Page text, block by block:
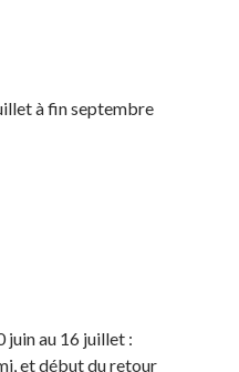
à fin septembre
juin au 16 juillet :
et début du retour